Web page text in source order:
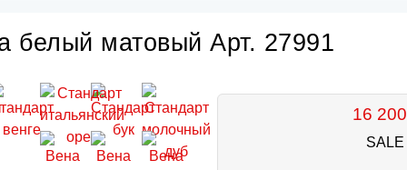
матовый Арт. 27991
16
SALE